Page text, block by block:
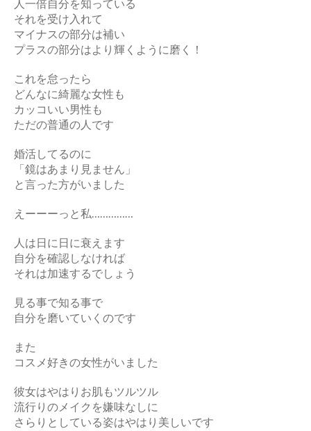
人一倍自分を知っている
それを受け入れて
マイナスの部分は補い
プラスの部分はより輝くように磨く！
これを怠ったら
どんなに綺麗な女性も
カッコいい男性も
ただの普通の人です
婚活してるのに
「鏡はあまり見ません」
と言った方がいました
えーーーっと私……………
人は日に日に衰えます
自分を確認しなければ
それは加速するでしょう
見る事で知る事で
自分を磨いていくのです
また
コスメ好きの女性がいました
彼女はやはりお肌もツルツル
流行りのメイクを嫌味なしに
さらりとしている姿はやはり美しいです